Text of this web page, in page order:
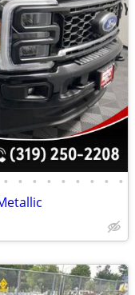
• • • • • • • • •